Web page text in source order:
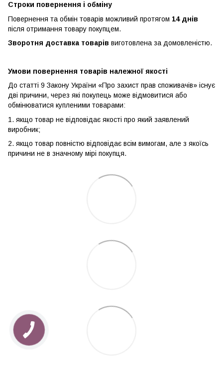
Строки повернення і обміну
Повернення та обмін товарів можливий протягом 14 днів
після отримання товару покупцем.
Зворотня доставка товарів виготовлена ​​за домовленістю.
Умови повернення товарів належної якості
До статті 9 Закону України «Про захист прав споживачів» існує
дві причини, через які покупець може відмовитися або
обмінюватися купленими товарами:
1. якщо товар не відповідає якості про який заявлений
виробник;
2. якщо товар повністю відповідає всім вимогам, але з якоїсь
причини не в значному мірі покупця.